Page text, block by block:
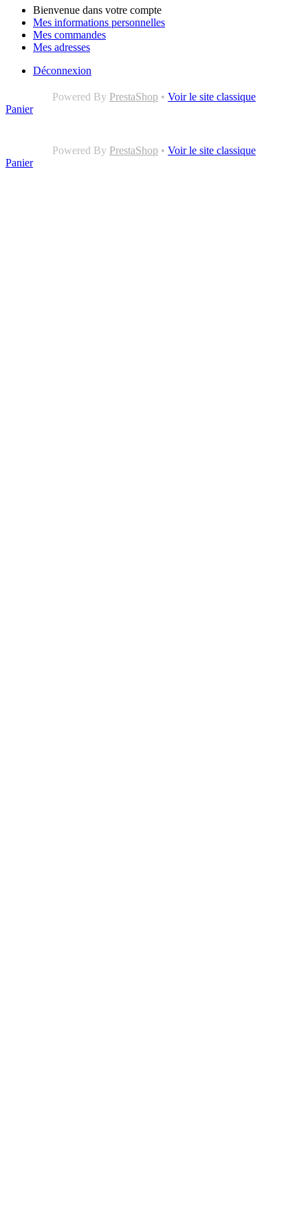
Bienvenue dans votre compte
Mes informations personnelles
Mes commandes
Mes adresses
Déconnexion
Powered By PrestaShop • Voir le site classique
Panier
Powered By PrestaShop • Voir le site classique
Panier